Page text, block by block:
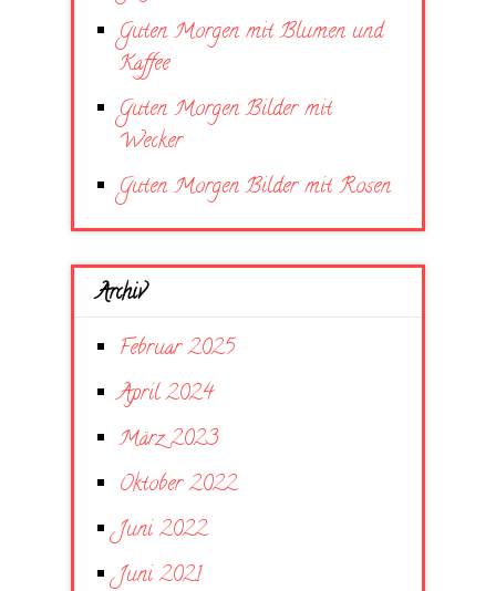
Guten Morgen mit Blumen und
Kaffee
Guten Morgen Bilder mit
Wecker
Guten Morgen Bilder mit Rosen
Archiv
Februar 2025
April 2024
März 2023
Oktober 2022
Juni 2022
Juni 2021